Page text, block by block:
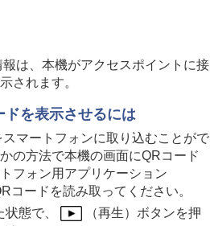
簡単登録
ト
ン
LAN）
ング
は、本機がアクセスポイントに接
されます。
を表示させるには
マートフォンに取り込むことがで
の方法で本機の画面にQRコード
フォン用アプリケーション
コードを読み取ってください。
態で、
（再生）ボタンを押